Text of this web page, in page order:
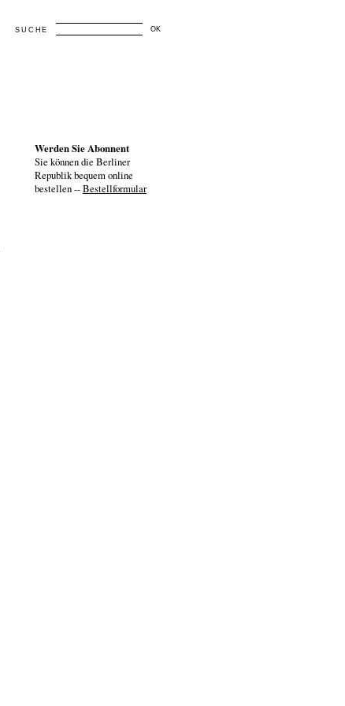
SUCHE OK
Werden Sie Abonnent
Sie können die Berliner
Republik bequem online
bestellen --Bestellformular